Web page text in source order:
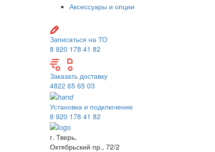
Аксессуары и опции
Записаться на ТО
8 920 178 41 82
Заказать доставку
4822 65 65 03
Установка и подключение
8 920 178 41 82
г. Тверь,
Октябрьский пр., 72/2